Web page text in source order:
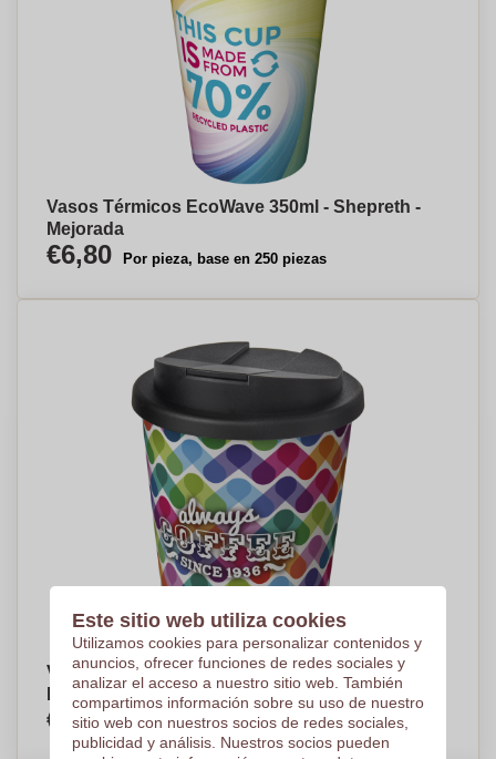
Vasos Térmicos EcoWave 350ml - Shepreth -
Mejorada
€6,80 Por pieza, base en 250 piezas
Vaso Térmico Antiderrame Seguro 250ml - East
Keswick - Cornellà de Llobregat
€6,51 Por pieza, base en 250 piezas
Este sitio web utiliza cookies
Utilizamos cookies para personalizar contenidos y
anuncios, ofrecer funciones de redes sociales y
analizar el acceso a nuestro sitio web. También
compartimos información sobre su uso de nuestro
sitio web con nuestros socios de redes sociales,
publicidad y análisis. Nuestros socios pueden